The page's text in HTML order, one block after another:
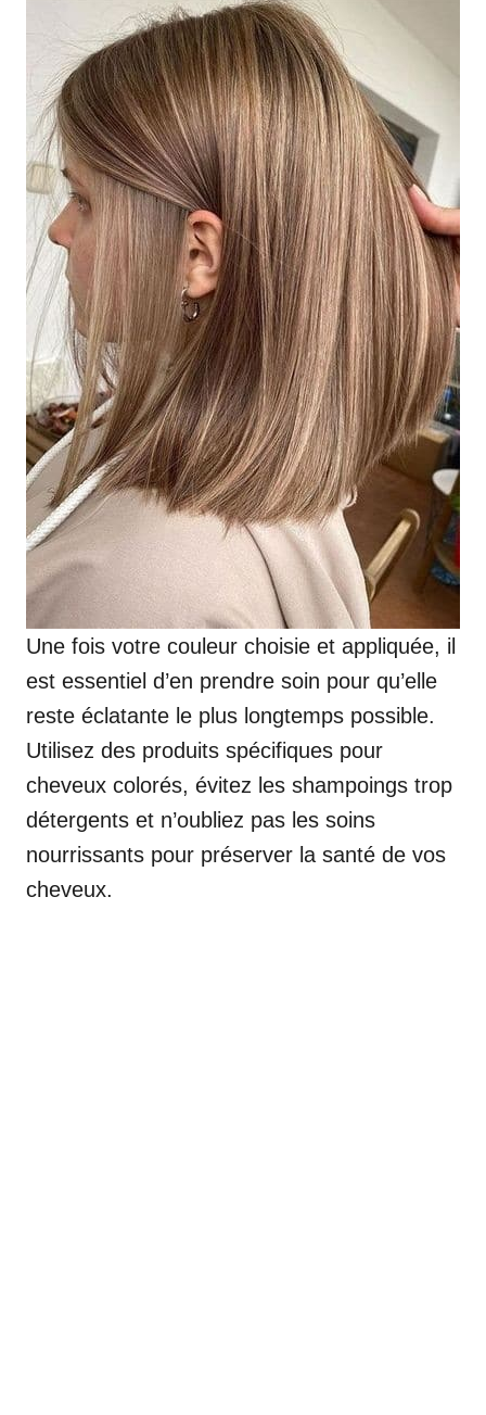
Une fois votre couleur choisie et appliquée, il
est essentiel d’en prendre soin pour qu’elle
reste éclatante le plus longtemps possible.
Utilisez des produits spécifiques pour
cheveux colorés, évitez les shampoings trop
détergents et n’oubliez pas les soins
nourrissants pour préserver la santé de vos
cheveux.